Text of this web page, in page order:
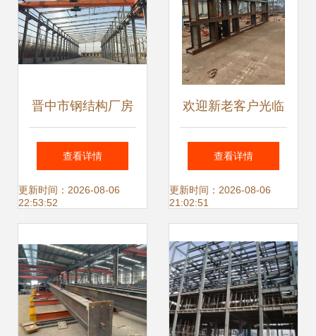
晋中市钢结构厂房
承重鉴定报告
查看详情
更新时间：2026-08-06
22:53:52
欢迎新老客户光临
探索钢结构构件加
工的未来与技术精
查看详情
更新时间：2026-08-06
21:02:51